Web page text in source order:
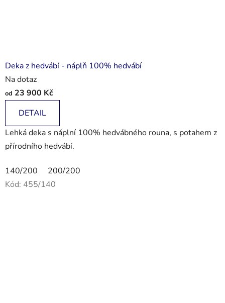
Deka z hedvábí - náplň 100% hedvábí
Na dotaz
od 23 900 Kč
DETAIL
Lehká deka s náplní 100% hedvábného rouna, s potahem z
přírodního hedvábí.
140/200
200/200
Kód: 455/140